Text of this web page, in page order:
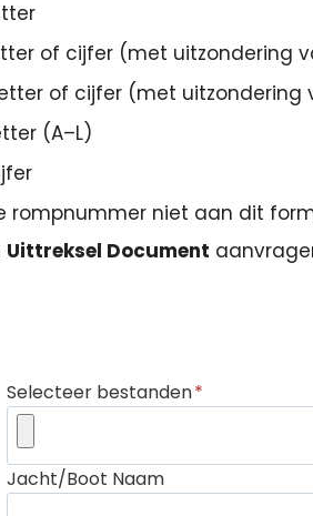
of cijfer (met uitzondering
of cijfer (met uitzondering
(A–L)
rompnummer niet aan dit
Uittreksel Document
Selecteer bestanden*
Jacht/Boot Naam